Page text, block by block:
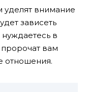
уделят внимание
зависеть
в
вам
отношения.